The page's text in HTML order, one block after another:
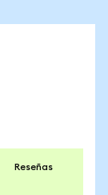
Reseñas